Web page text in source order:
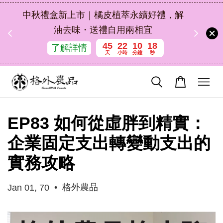
中秋禮盒新上市｜橘皮植萃永續好禮，解
油去味・送禮自用兩相宜
了解詳情
45
天
22
小時
10
分鐘
17
秒
EP83 如何從虛胖到精實：
企業固定支出轉變動支出的
實務攻略
Jan 01, 70 • 格外農品